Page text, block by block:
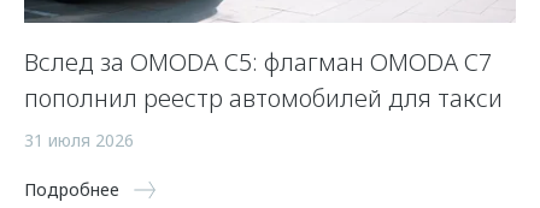
Вслед за OMODA C5: флагман OMODA C7
пополнил реестр автомобилей для такси
31 июля 2026
Подробнее